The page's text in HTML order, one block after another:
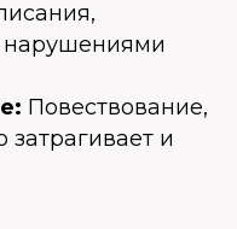
Повествование,
и